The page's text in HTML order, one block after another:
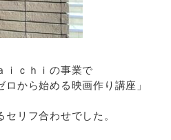
ｉｃｈｉの事業で
から始める映画作り講座」
リフ合わせでした。